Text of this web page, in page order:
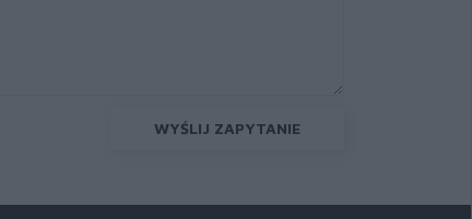
WYŚLIJ ZAPYTANIE